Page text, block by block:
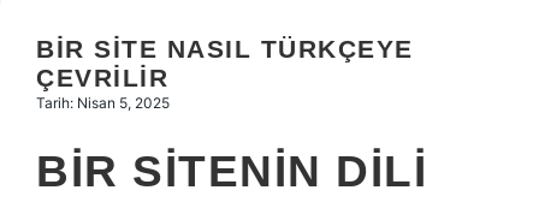
Hakkımızda
BIR SITE NASIL TÜRKÇEYE
ÇEVRILIR
Tarih: Nisan 5, 2025
BIR SITENIN DILI